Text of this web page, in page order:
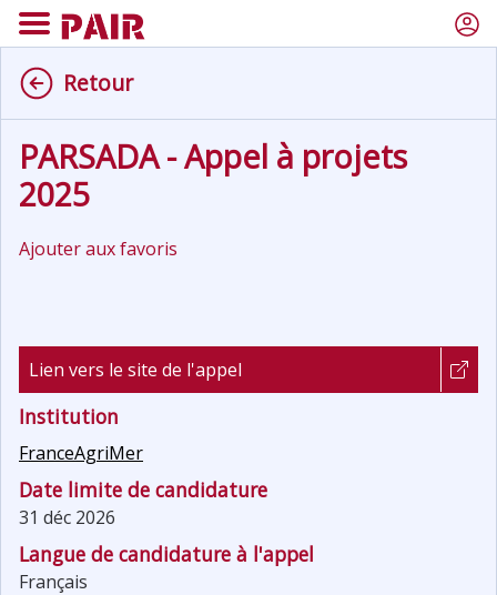
Retour
PARSADA - Appel à projets
2025
Ajouter aux favoris
Lien vers le site de l'appel
Institution
FranceAgriMer
Date limite de candidature
31 déc 2026
Langue de candidature à l'appel
Français